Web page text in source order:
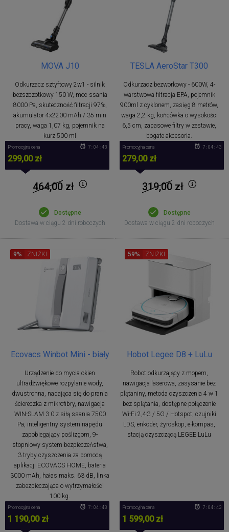
MOVA J10
Odkurzacz sztyftowy 2w1 - silnik
bezszczotkowy 150 W, moc ssania
8000 Pa, skuteczność filtracji 97%,
akumulator 4x2200 mAh / 35 min
pracy, waga 1,07 kg, pojemnik na
kurz 500 ml
Promocyjna cena
299,00 zł
7 : 04 : 42
464,00zł
Dostępne
Dostawa w ciągu 2 dni roboczych
TESLA AeroStar T300
Odkurzacz bezworkowy - 600W, 4-
warstwowa filtracja EPA, pojemnik
900ml z cyklonem, zasięg 8 metrów,
waga 2,2 kg, końcówka o wysokości
6,5 cm, zapasowe filtry w zestawie,
bogate akcesoria.
Promocyjna cena
279,00 zł
7 : 04 : 42
319,00zł
Dostępne
Dostawa w ciągu 2 dni roboczych
Ecovacs Winbot Mini - biały
Urządzenie do mycia okien
ultradźwiękowe rozpylanie wody,
dwustronna, nadająca się do prania
ściereczka z mikrofibry, nawigacja
WIN-SLAM 3.0 z siłą ssania 7500
Pa, inteligentny system napędu
zapobiegający poślizgom, 9-
stopniowy system bezpieczeństwa,
3 tryby czyszczenia za pomocą
aplikacji ECOVACS HOME, bateria
3000 mAh, hałas maks. 63 dB, linka
zabezpieczająca o wytrzymałości
100 kg.
9% ZNIŻKI
Promocyjna cena
1 190,00 zł
7 : 04 : 42
Hobot Legee D8 + LuLu
Robot odkurzający z mopem,
nawigacja laserowa, zasysanie bez
plątaniny, metoda czyszczenia 4 w 1
bez splątania, dostępne połączenie
Wi-Fi 2,4G / 5G / Hotspot, czujniki
LDS, enkoder, żyroskop, e-kompas,
stacją czyszczącą LEGEE LuLu
59% ZNIŻKI
Promocyjna cena
1 599,00 zł
7 : 04 : 42